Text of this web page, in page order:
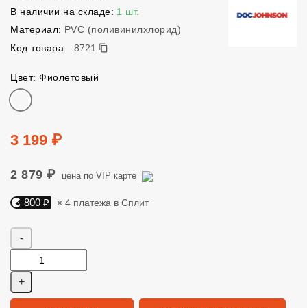
В наличии на складе: 1 шт.
Материал: PVC (поливинилхлорид)
Код товара:
8721
8721
Цвет: Фиолетовый
Цвет
Цена
3 199 ₽
2 879 ₽ цена по VIP карте
Яндекс Сплит. 800 руб, 4 платежа в Сплит
800 ₽ × 4 платежа в Сплит